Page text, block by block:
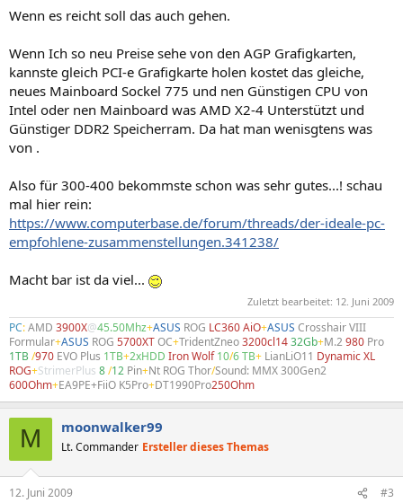
Wenn es reicht soll das auch gehen.
Wenn Ich so neu Preise sehe von den AGP Grafigkarten,
kannste gleich PCI-e Grafigkarte holen kostet das gleiche,
neues Mainboard Sockel 775 und nen Günstigen CPU von
Intel oder nen Mainboard was AMD X2-4 Unterstützt und
Günstiger DDR2 Speicherram. Da hat man wenisgtens was
von .
Also für 300-400 bekommste schon was sehr gutes...! schau
mal hier rein:
https://www.computerbase.de/forum/threads/der-ideale-pc-
empfohlene-zusammenstellungen.341238/
Macht bar ist da viel...
Zuletzt bearbeitet: 12. Juni 2009
PC:AMD 3900X@45.50Mhz+ASUS ROG LC360 AiO+ASUS Crosshair VIII
Formular+ASUS ROG 5700XTOC+TridentZneo3200cl1432Gb+M.2980 Pro
1TB /970 EVO Plus 1TB+2xHDD Iron Wolf 10/6 TB+ LianLiO11 Dynamic XL
ROG+StrimerPlus 8/12 Pin+Nt ROG Thor/Sound: MMX 300Gen2
600Ohm+EA9PE+FiiO K5Pro+DT1990Pro250Ohm
M moonwalker99
Lt. Commander Ersteller dieses Themas
12. Juni 2009 #3